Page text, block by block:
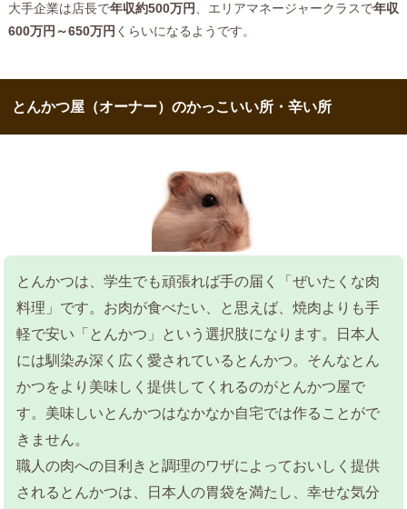
大手企業は店長で年収約500万円、エリアマネージャークラスで年収
600万円～650万円 くらいになるようです。
とんかつ屋（オーナー）のかっこいい所・辛い所
とんかつは、学生でも頑張れば手の届く「ぜいたくな肉
料理」です。お肉が食べたい、と思えば、焼肉よりも手
軽で安い「とんかつ」という選択肢になります。日本人
には馴染み深く広く愛されているとんかつ。そんなとん
かつをより美味しく提供してくれるのがとんかつ屋で
す。美味しいとんかつはなかなか自宅では作ることがで
きません。
職人の肉への目利きと調理のワザによっておいしく提供
されるとんかつは、日本人の胃袋を満たし、幸せな気分